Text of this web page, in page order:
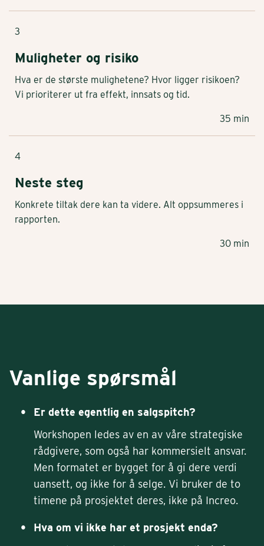
3
Muligheter og risiko
Hva er de største mulighetene? Hvor ligger risikoen?
Vi prioriterer ut fra effekt, innsats og tid.
35 min
4
Neste steg
Konkrete tiltak dere kan ta videre. Alt oppsummeres i
rapporten.
30 min
Vanlige spørsmål
Er dette egentlig en salgspitch?
Workshopen ledes av en av våre strategiske
rådgivere, som også har kommersielt ansvar.
Men formatet er bygget for å gi dere verdi
uansett, og ikke for å selge. Vi bruker de to
timene på prosjektet deres, ikke på Increo.
Hva om vi ikke har et prosjekt enda?